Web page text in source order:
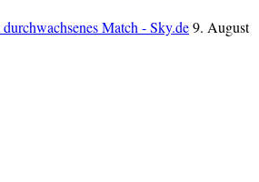
Match - Sky.de9. August